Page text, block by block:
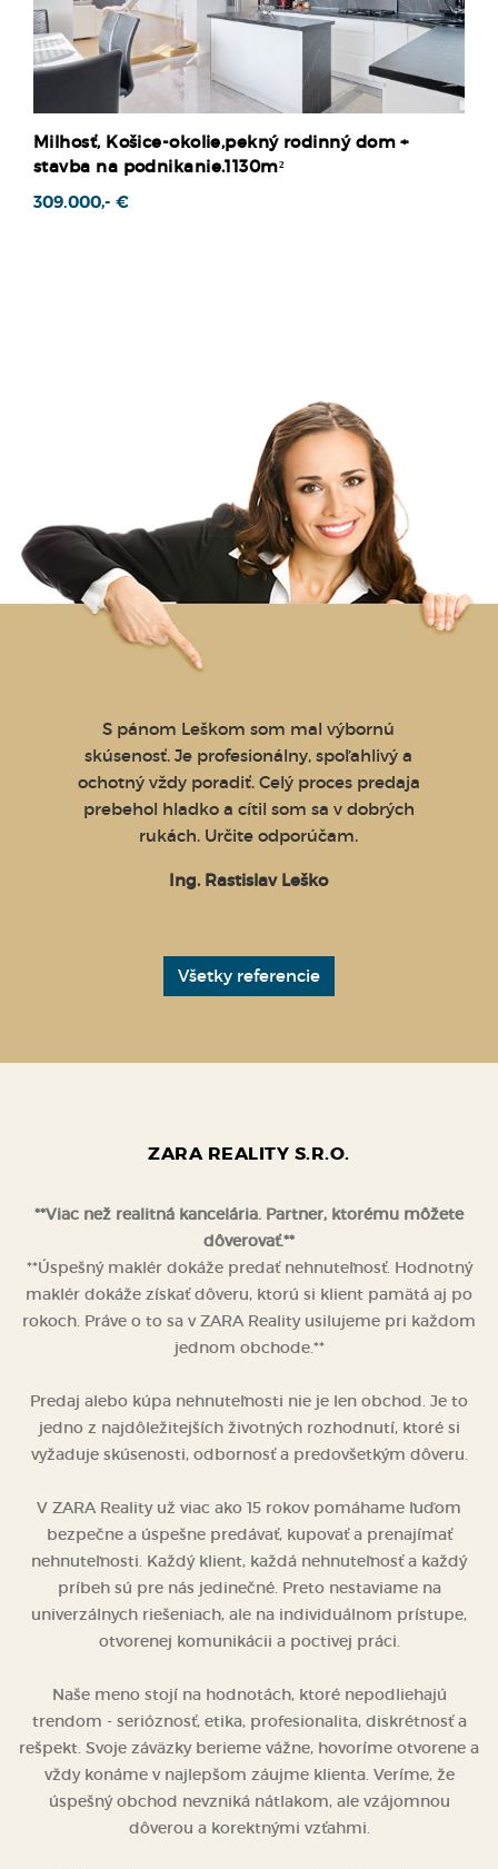
Milhosť, Košice-okolie,pekný rodinný dom +
stavba na podnikanie.1130m²
309.000,- €
S pánom Leškom som mal výbornú
skúsenosť. Je profesionálny, spoľahlivý a
ochotný vždy poradiť. Celý proces predaja
prebehol hladko a cítil som sa v dobrých
rukách. Určite odporúčam.
Ing. Rastislav Leško
Všetky referencie
ZARA REALITY S.R.O.
**Viac než realitná kancelária. Partner, ktorému môžete
dôverovať.**
**Úspešný maklér dokáže predať nehnuteľnosť. Hodnotný
maklér dokáže získať dôveru, ktorú si klient pamätá aj po
rokoch. Práve o to sa v ZARA Reality usilujeme pri každom
jednom obchode.**
Predaj alebo kúpa nehnuteľnosti nie je len obchod. Je to
jedno z najdôležitejších životných rozhodnutí, ktoré si
vyžaduje skúsenosti, odbornosť a predovšetkým dôveru.
V ZARA Reality už viac ako 15 rokov pomáhame ľuďom
bezpečne a úspešne predávať, kupovať a prenajímať
nehnuteľnosti. Každý klient, každá nehnuteľnosť a každý
príbeh sú pre nás jedinečné. Preto nestaviame na
univerzálnych riešeniach, ale na individuálnom prístupe,
otvorenej komunikácii a poctivej práci.
Naše meno stojí na hodnotách, ktoré nepodliehajú
trendom - serióznosť, etika, profesionalita, diskrétnosť a
rešpekt. Svoje záväzky berieme vážne, hovoríme otvorene a
vždy konáme v najlepšom záujme klienta. Veríme, že
úspešný obchod nevzniká nátlakom, ale vzájomnou
dôverou a korektnými vzťahmi.